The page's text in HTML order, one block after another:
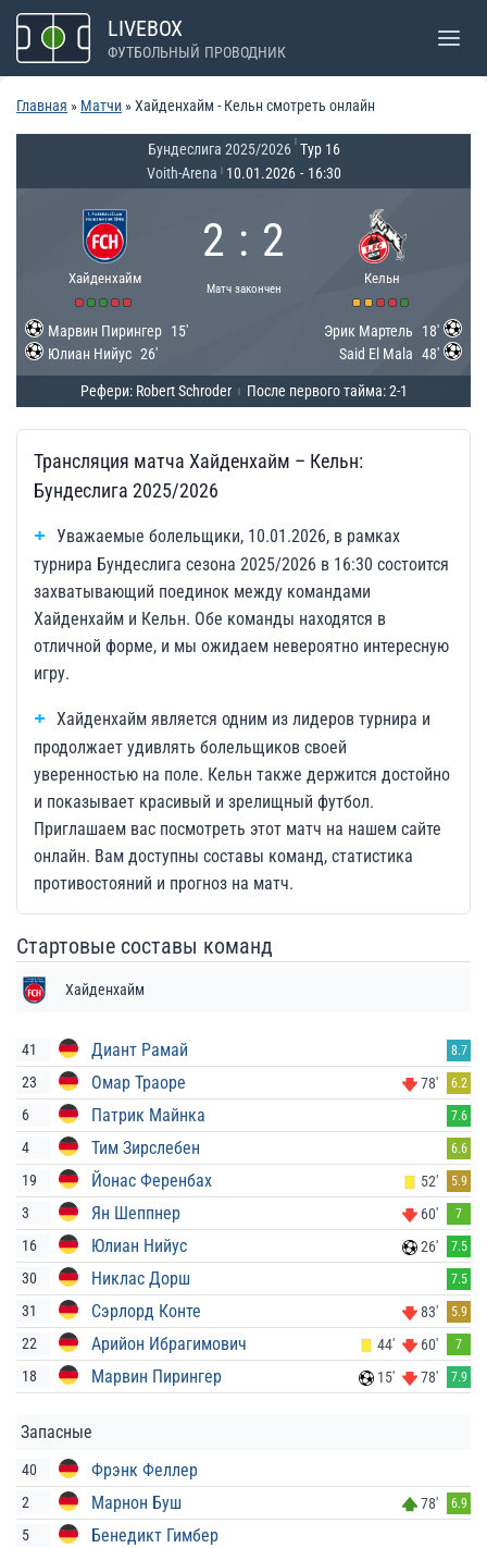
Перейти
содержимому
LIVEBOX
ФУТБОЛЬНЫЙ ПРОВОДНИК
Главная » Матчи »Хайденхайм - Кельн смотреть онлайн
Бундеслига 2025/2026 Тур 16
Voith-Arena
10.01.2026 - 16:30
Хайденхайм
2 : 2
Матч закончен
Кельн
Марвин Пирингер 15'
Юлиан Нийус 26'
Эрик Мартель
18'
Said El Mala 48'
Рефери: Robert Schroder После первого тайма: 2-1
Трансляция матча Хайденхайм – Кельн:
Бундеслига 2025/2026
Уважаемые болельщики, 10.01.2026, в рамках
турнира Бундеслига сезона 2025/2026 в 16:30 состоится
захватывающий поединок между командами
Хайденхайм и Кельн. Обе команды находятся в
отличной форме, и мы ожидаем невероятно интересную
игру.
Хайденхайм является одним из лидеров турнира и
продолжает удивлять болельщиков своей
уверенностью на поле. Кельн также держится достойно
и показывает красивый и зрелищный футбол.
Приглашаем вас посмотреть этот матч на нашем сайте
онлайн. Вам доступны составы команд, статистика
противостояний и прогноз на матч.
Стартовые составы команд
Хайденхайм
41 Диант Рамай 8.7
23 Омар Траоре 78' 6.2
6 Патрик Майнка 7.6
4 Тим Зирслебен 6.6
19 Йонас Ференбах 52' 5.9
3 Ян Шеппнер 60' 7
16 Юлиан Нийус 26' 7.5
30 Никлас Дорш 7.5
31 Сэрлорд Конте 83' 5.9
22 Арийон Ибрагимович 44' 60' 7
18 Марвин Пирингер 15' 78' 7.9
Запасные
40 Фрэнк Феллер
2 Марнон Буш 78' 6.9
5 Бенедикт Гимбер